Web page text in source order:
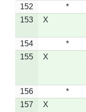
152 *
153
X
154 *
155
X
156 *
157
X